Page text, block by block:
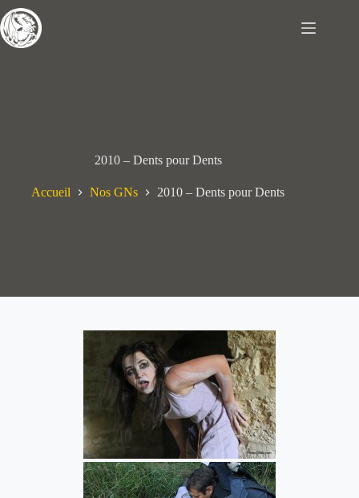
Passer
au
contenu
2010 – Dents pour Dents
Accueil Nos GNs 2010 – Dents pour Dents